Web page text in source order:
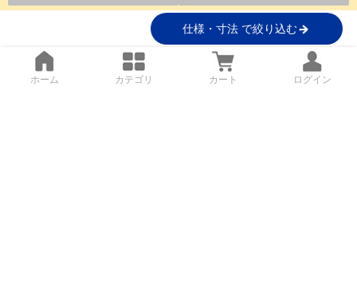
仕様・寸法 で絞り込む
ホーム カテゴリ カート ログイン